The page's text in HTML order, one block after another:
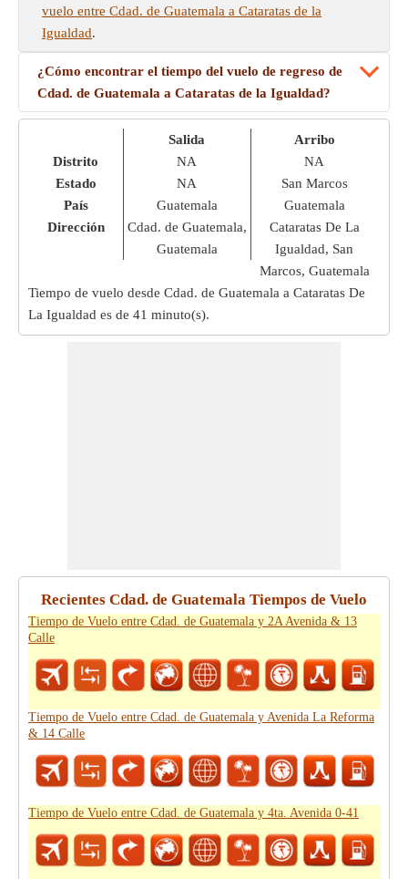
vuelo entre Cdad. de Guatemala a Cataratas de la
Igualdad.
¿Cómo encontrar el tiempo del vuelo de regreso de
Cdad. de Guatemala a Cataratas de la Igualdad?
Distrito
Estado
País
Dirección
Salida
NA
NA
Guatemala
Cdad. de Guatemala,
Guatemala
Arribo
NA
San Marcos
Guatemala
Cataratas De La
Igualdad, San
Marcos, Guatemala
Tiempo de vuelo desde Cdad. de Guatemala a Cataratas De
La Igualdad es de 41 minuto(s).
Recientes Cdad. de Guatemala Tiempos de Vuelo
Tiempo de Vuelo entre Cdad. de Guatemala y 2A Avenida & 13
Calle
Tiempo de Vuelo entre Cdad. de Guatemala y Avenida La Reforma
& 14 Calle
Tiempo de Vuelo entre Cdad. de Guatemala y 4ta. Avenida 0-41